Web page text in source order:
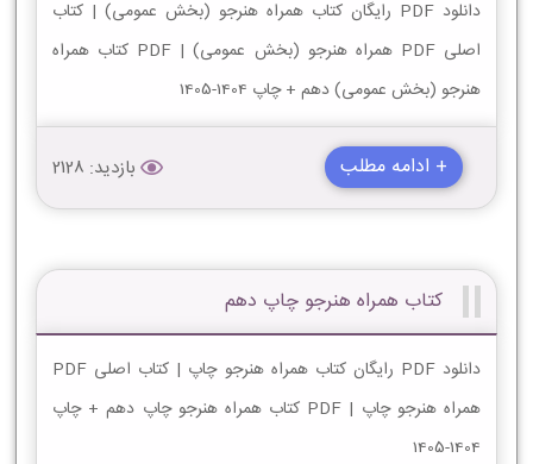
دانلود PDF رایگان کتاب همراه هنرجو (بخش عمومی) | کتاب
اصلی PDF همراه هنرجو (بخش عمومی) | PDF کتاب همراه
هنرجو (بخش عمومی) دهم + چاپ 1404-1405
+ ادامه مطلب بازدید: 2128
کتاب همراه هنرجو چاپ دهم
دانلود PDF رایگان کتاب همراه هنرجو چاپ | کتاب اصلی PDF
همراه هنرجو چاپ | PDF کتاب همراه هنرجو چاپ دهم + چاپ
1404-1405